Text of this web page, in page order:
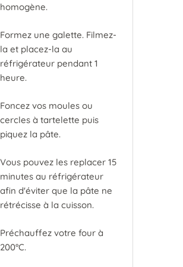
homogène.
Formez une galette. Filmez-
la et placez-la au
réfrigérateur pendant 1
heure.
Foncez vos moules ou
cercles à tartelette puis
piquez la pâte.
Vous pouvez les replacer 15
minutes au réfrigérateur
afin d'éviter que la pâte ne
rétrécisse à la cuisson.
Préchauffez votre four à
200°C.